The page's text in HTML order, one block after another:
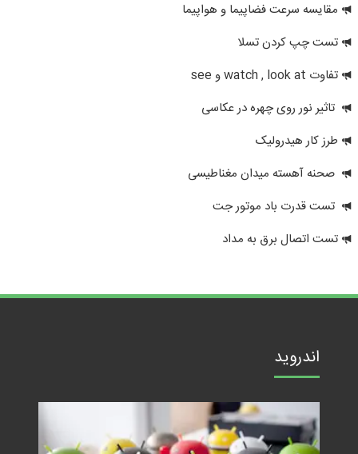
مقایسه سرعت فضاپیما و هواپیما
تست چپ کردن تسلا
تفاوت watch , look at و see
تاثیر نور روی چهره در عکاسی
طرز کار هیدرولیک
صحنه آهسته میدان مغناطیسی
تست قدرت باد موتور جت
تست اتصال برق به مداد
اندروید